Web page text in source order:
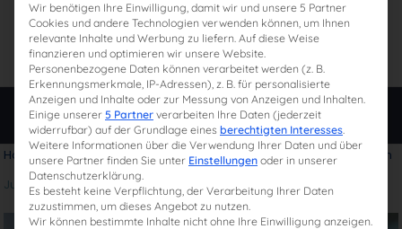
0
Gesamtpreis
0,00 €
Home»Karriere im Steuerrecht fördern: MBA International Taxation
Juli 30, 2024
Wir benötigen Ihre Einwilligung, damit wir und unsere 5 Partner
Cookies und andere Technologien verwenden können, um Ihnen
relevante Inhalte und Werbung zu liefern. Auf diese Weise
finanzieren und optimieren wir unsere Website.
Personenbezogene Daten können verarbeitet werden (z. B.
Erkennungsmerkmale, IP-Adressen), z. B. für personalisierte
Anzeigen und Inhalte oder zur Messung von Anzeigen und Inhalten.
Einige unserer 5 Partner verarbeiten Ihre Daten (jederzeit
widerrufbar) auf der Grundlage eines berechtigten Interesses.
Weitere Informationen über die Verwendung Ihrer Daten und über
unsere Partner finden Sie unter Einstellungen oder in unserer
Datenschutzerklärung.
Es besteht keine Verpflichtung, der Verarbeitung Ihrer Daten
zuzustimmen, um dieses Angebot zu nutzen.
Wir können bestimmte Inhalte nicht ohne Ihre Einwilligung anzeigen.